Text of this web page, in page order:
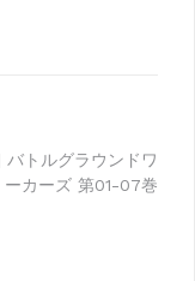
バトルグラウンドワ
ーカーズ 第01-07巻